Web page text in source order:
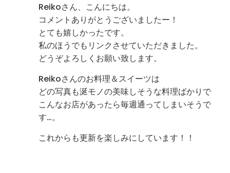
Reikoさん、こんにちは。
コメントありがとうございましたー！
とても嬉しかったです。
私のほうでもリンクさせていただきました。
どうぞよろしくお願い致します。
Reikoさんのお料理＆スイーツは
どの写真も涎モノの美味しそうな料理ばかりで
こんなお店があったら毎週通ってしまいそうで
す…。
これからも更新を楽しみにしています！！